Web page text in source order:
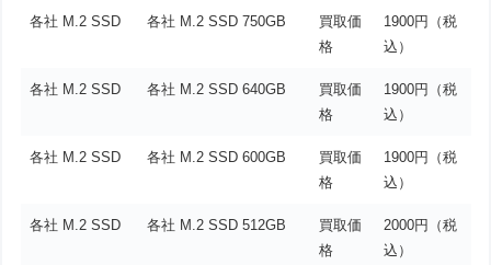
各社 M.2 SSD 各社 M.2 SSD 750GB
買取価
格
1900円（税
込）
各社 M.2 SSD 各社 M.2 SSD 640GB
買取価
格
1900円（税
込）
各社 M.2 SSD 各社 M.2 SSD 600GB
買取価
格
1900円（税
込）
各社 M.2 SSD 各社 M.2 SSD 512GB
買取価
格
2000円（税
込）